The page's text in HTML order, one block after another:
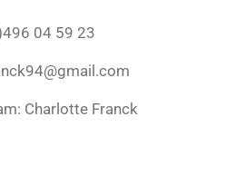
04 59 23
Charlotte Franck